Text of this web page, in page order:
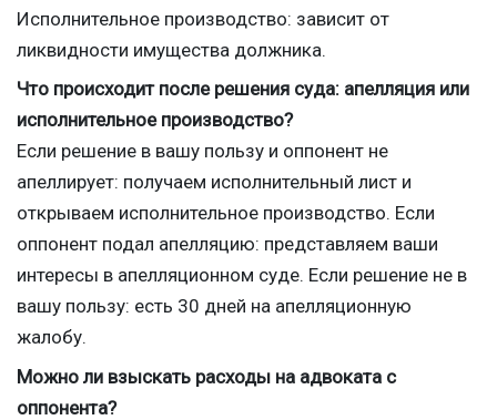
Исполнительное производство: зависит от
ликвидности имущества должника.
Что происходит после решения суда: апелляция или
исполнительное производство?
Если решение в вашу пользу и оппонент не
апеллирует: получаем исполнительный лист и
открываем исполнительное производство. Если
оппонент подал апелляцию: представляем ваши
интересы в апелляционном суде. Если решение не в
вашу пользу: есть 30 дней на апелляционную
жалобу.
Можно ли взыскать расходы на адвоката с
оппонента?